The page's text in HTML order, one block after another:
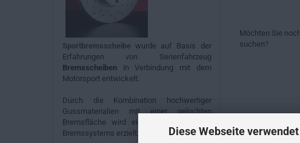
Diese Webseite
SIE
NOCH
Möchten Sie
suchen?
Sportbremsscheibe wurde auf Basis der
Erfahrungen von Serienfahrzeug
Bremsscheiben in Verbindung mit dem
Motorsport entwickelt.
Durch die Kombination hochwertiger
Gussmaterialien mit einer gelochten
Bremsfläche wird eine Optimierung des
Bremssystems erzielt.